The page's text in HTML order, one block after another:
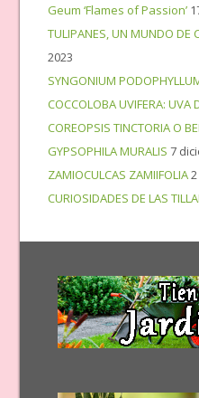
Geum ‘Flames of Passion’
TULIPANES, UN MUNDO DE
2023
SYNGONIUM
COCCOLOBA UVIFERA: UVA
COREOPSIS TINCTORIA O
GYPSOPHILA MURALIS 7
ZAMIOCULCAS ZAMIIFOLIA
CURIOSIDADES DE LAS